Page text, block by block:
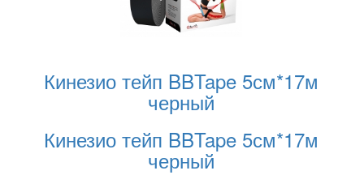
Кинезио тейп BBTape 5см*17м
черный
Кинезио тейп BBTape 5см*17м
черный